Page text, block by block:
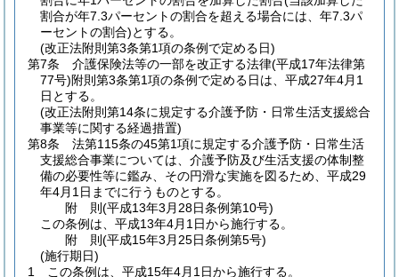
割合が年7.3パーセントの割合を超える場合には、年7.3パ
ーセントの割合)とする。
(改正法附則第3条第1項の条例で定める日)
第7条
介護保険法等の一部を改正する法律(平成17年法律第
77号)附則第3条第1項の条例で定める日は、平成27年4月1
日とする。
(改正法附則第14条に規定する介護予防・日常生活支援総合
事業等に関する経過措置)
第8条
法第115条の45第1項に規定する介護予防・日常生活
支援総合事業については、介護予防及び生活支援の体制整
備の必要性等に鑑み、その円滑な実施を図るため、平成29
年4月1日までに行うものとする。
附 則(平成13年3月28日条例第10号)
この条例は、平成13年4月1日から施行する。
附 則(平成15年3月25日条例第5号)
(施行期日)
1
この条例は、平成15年4月1日から施行する。